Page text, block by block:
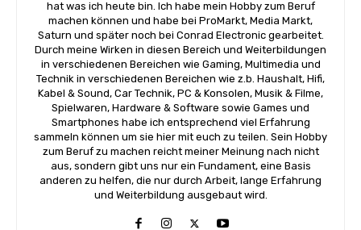
hat was ich heute bin. Ich habe mein Hobby zum Beruf
machen können und habe bei ProMarkt, Media Markt,
Saturn und später noch bei Conrad Electronic gearbeitet.
Durch meine Wirken in diesen Bereich und Weiterbildungen
in verschiedenen Bereichen wie Gaming, Multimedia und
Technik in verschiedenen Bereichen wie z.b. Haushalt, Hifi,
Kabel & Sound, Car Technik, PC & Konsolen, Musik & Filme,
Spielwaren, Hardware & Software sowie Games und
Smartphones habe ich entsprechend viel Erfahrung
sammeln können um sie hier mit euch zu teilen. Sein Hobby
zum Beruf zu machen reicht meiner Meinung nach nicht
aus, sondern gibt uns nur ein Fundament, eine Basis
anderen zu helfen, die nur durch Arbeit, lange Erfahrung
und Weiterbildung ausgebaut wird.